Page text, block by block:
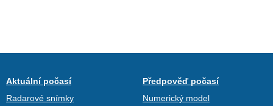
Aktuální počasí
Radarové snímky
Předpověď počasí
Numerický model